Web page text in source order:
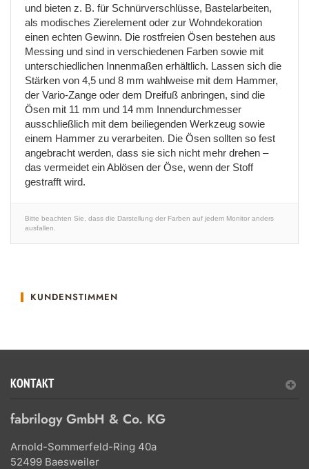
und bieten z. B. für Schnürverschlüsse, Bastelarbeiten,
als modisches Zierelement oder zur Wohndekoration
einen echten Gewinn. Die rostfreien Ösen bestehen aus
Messing und sind in verschiedenen Farben sowie mit
unterschiedlichen Innenmaßen erhältlich. Lassen sich die
Stärken von 4,5 und 8 mm wahlweise mit dem Hammer,
der Vario-Zange oder dem Dreifuß anbringen, sind die
Ösen mit 11 mm und 14 mm Innendurchmesser
ausschließlich mit dem beiliegenden Werkzeug sowie
einem Hammer zu verarbeiten. Die Ösen sollten so fest
angebracht werden, dass sie sich nicht mehr drehen –
das vermeidet ein Ablösen der Öse, wenn der Stoff
gestrafft wird.
Bitte beachten Sie, dass die Darstellung der Farben auf jedem Monitor anders
ausfallen.
KUNDENSTIMMEN
KONTAKT
fabrilogy GmbH & Co. KG
Arnold-Sommerfeld-Ring 40a
52499 Baesweiler